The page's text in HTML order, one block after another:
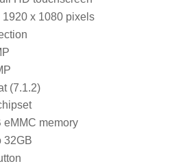
x 1080 pixels
(7.1.2)
eMMC memory
32GB